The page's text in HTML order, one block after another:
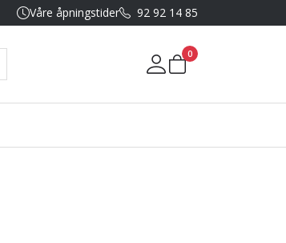
Våre åpningstider 92 92 14 85
Mine sider
0